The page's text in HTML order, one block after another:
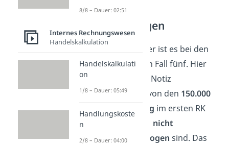
Abschreibungen
Etwas komplizierter ist es bei den
Abschreibungen
in Fall fünf. Hier
kannst du aus der Notiz
entnehmen, dass von den 150.000
Euro Abschreibung im ersten RK
genau 70.000 Euro nicht
betriebszweckbezogen sind. Das
8/8 – Dauer: 02:51
Internes Rechnungswesen
Handelskalkulation
Handelskalkulati
on
1/8 – Dauer: 05:49
Handlungskoste
n
2/8 – Dauer: 04:00